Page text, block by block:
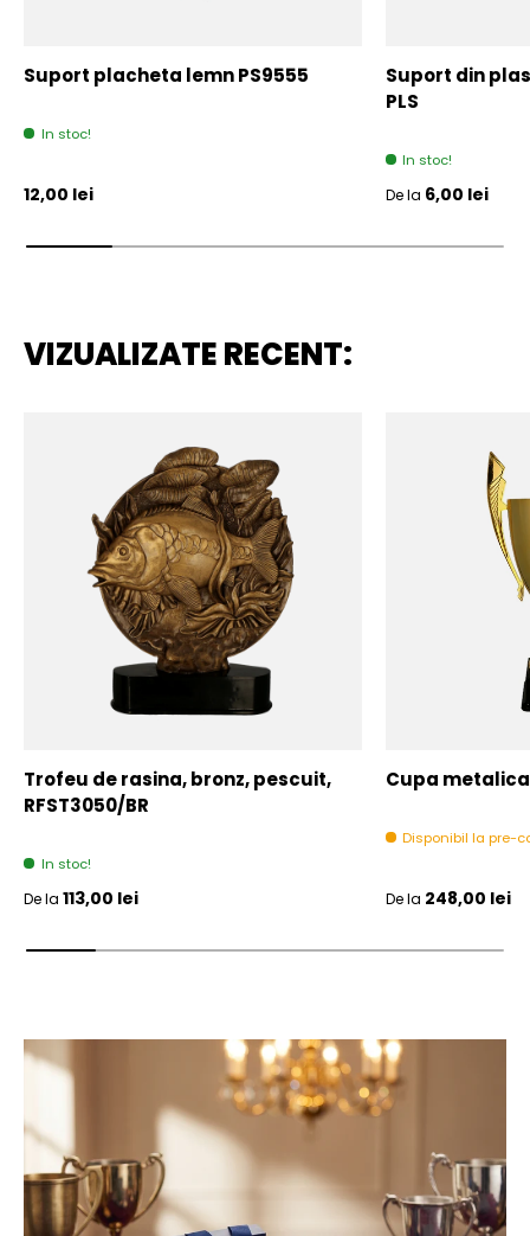
Suport placheta lemn PS9555
In stoc!
Pret initial
12,00 lei
Suport din
PLS
In stoc!
Pret initial
De la 6,00 lei
VIZUALIZATE RECENT:
Trofeu de rasina, bronz, pescuit,
RFST3050/BR
In stoc!
Pret initial
De la 113,00 lei
Cupa
Disponibil la pre-
Pret initial
De la 248,00 lei